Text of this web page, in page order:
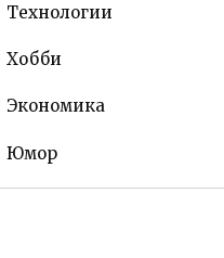
Технологии
Хобби
Экономика
Юмор